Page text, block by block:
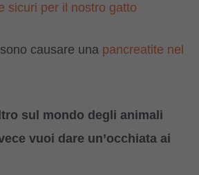
sicuri per il nostro gatto
causare una pancreatite nel
sul mondo degli animali
vuoi dare un’occhiata ai